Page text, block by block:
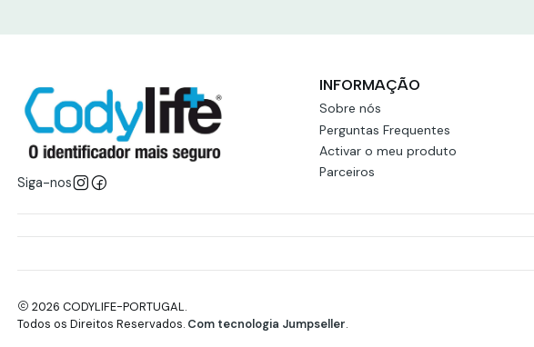
Siga-nos
INFORMAÇÃO
Sobre nós
Perguntas Frequentes
Activar o meu produto
Parceiros
2026 CODYLIFE-PORTUGAL.
Todos os Direitos Reservados. Com tecnologia Jumpseller.